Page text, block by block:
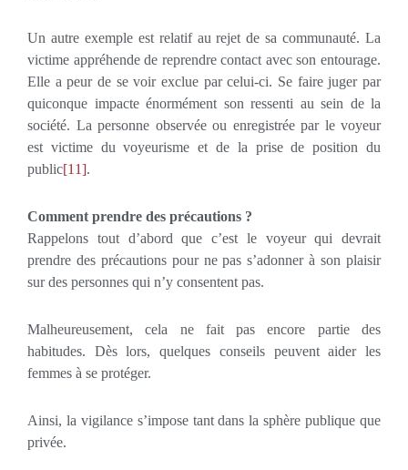
Un autre exemple est relatif au rejet de sa communauté. La
victime appréhende de reprendre contact avec son entourage.
Elle a peur de se voir exclue par celui-ci. Se faire juger par
quiconque impacte énormément son ressenti au sein de la
société. La personne observée ou enregistrée par le voyeur
est victime du voyeurisme et de la prise de position du
public[11].
Comment prendre des précautions ?
Rappelons tout d’abord que c’est le voyeur qui devrait
prendre des précautions pour ne pas s’adonner à son plaisir
sur des personnes qui n’y consentent pas.
Malheureusement, cela ne fait pas encore partie des
habitudes. Dès lors, quelques conseils peuvent aider les
femmes à se protéger.
Ainsi, la vigilance s’impose tant dans la sphère publique que
privée.